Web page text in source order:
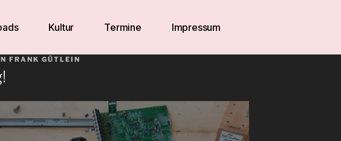
Kultur Termine Impressum
FRANK GÜTLEIN